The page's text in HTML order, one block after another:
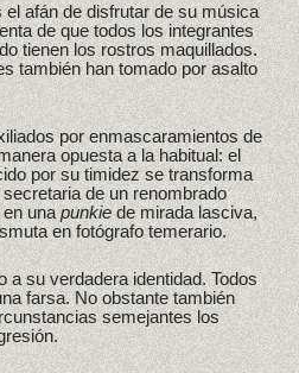
el afán de disfrutar de su música
de que todos los integrantes
tienen los rostros maquillados.
también han tomado por asalto
por enmascaramientos de
opuesta a la habitual: el
por su timidez se transforma
de un renombrado
en unapunkiede mirada lasciva,
en fotógrafo temerario.
a su verdadera identidad. Todos
farsa. No obstante también
semejantes los